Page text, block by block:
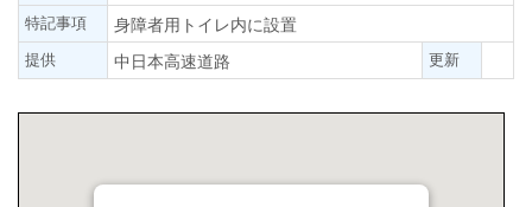
特記事項 身障者用トイレ内に設置
提供 中日本高速道路 更新